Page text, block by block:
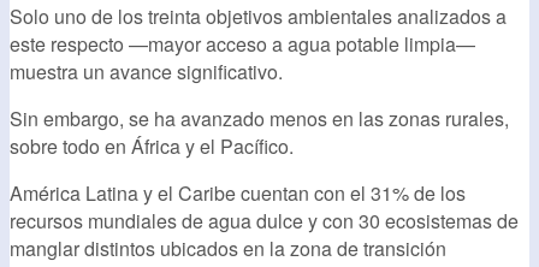
Solo uno de los treinta objetivos ambientales analizados a
este respecto —mayor acceso a agua potable limpia—
muestra un avance significativo.
Sin embargo, se ha avanzado menos en las zonas rurales,
sobre todo en África y el Pacífico.
América Latina y el Caribe cuentan con el 31% de los
recursos mundiales de agua dulce y con 30 ecosistemas de
manglar distintos ubicados en la zona de transición